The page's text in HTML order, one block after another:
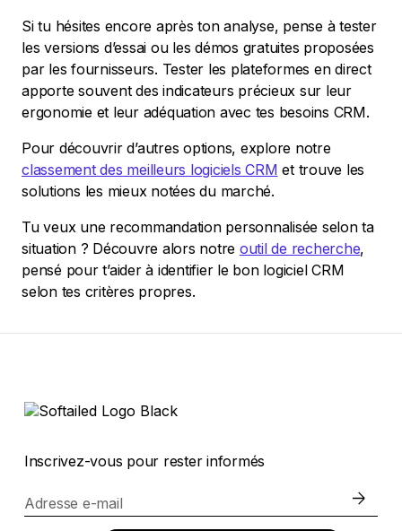
Si tu hésites encore après ton analyse, pense à tester
les versions d’essai ou les démos gratuites proposées
par les fournisseurs. Tester les plateformes en direct
apporte souvent des indicateurs précieux sur leur
ergonomie et leur adéquation avec tes besoins CRM.
Pour découvrir d’autres options, explore notre
classement des meilleurs logiciels CRM et trouve les
solutions les mieux notées du marché.
Tu veux une recommandation personnalisée selon ta
situation ? Découvre alors notre outil de recherche,
pensé pour t’aider à identifier le bon logiciel CRM
selon tes critères propres.
Inscrivez-vous pour rester informés
Adresse e-mail